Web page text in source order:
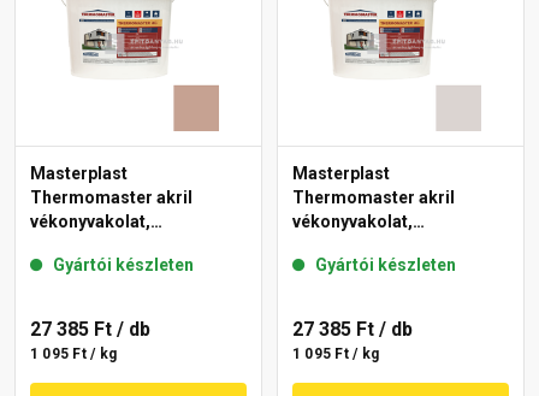
Masterplast
Thermomaster akril
vékonyvakolat,
13-C 25 kg
Gyártói készleten
27 385 Ft / db
1 095 Ft / kg
Masterplast
Thermomaster akril
vékonyvakolat,
49-E 25 kg
Gyártói készleten
27 385 Ft / db
1 095 Ft / kg